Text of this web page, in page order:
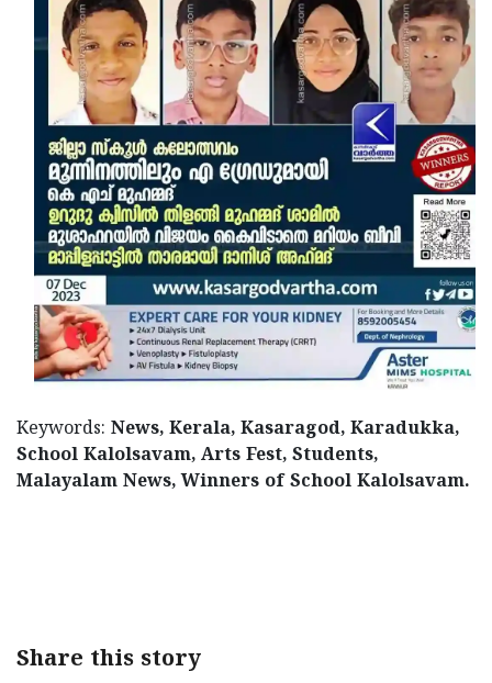
Keywords: News, Kerala, Kasaragod, Karadukka,
School Kalolsavam, Arts Fest, Students,
Malayalam News, Winners of School Kalolsavam.
Share this story